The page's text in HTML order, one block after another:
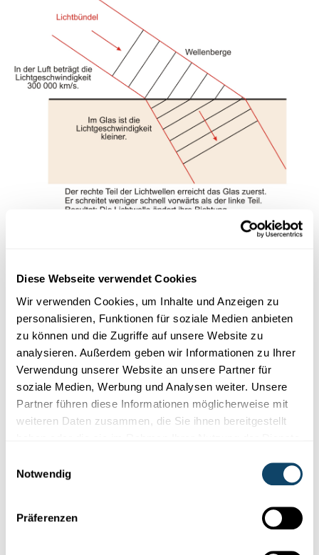
Diese Webseite verwendet Cookies
Wir verwenden Cookies, um Inhalte und Anzeigen zu
personalisieren, Funktionen für soziale Medien anbieten
zu können und die Zugriffe auf unsere Website zu
analysieren. Außerdem geben wir Informationen zu Ihrer
Verwendung unserer Website an unsere Partner für
soziale Medien, Werbung und Analysen weiter. Unsere
Partner führen diese Informationen möglicherweise mit
weiteren Daten zusammen, die Sie ihnen bereitgestellt
Notwendig
Präferenzen
Der rechte Teil eines Wellenbergs erreicht das Glas eher
Wellenberg dreht sich insgesamt. Das Lichtbündel ändert
seine Richtung.
Lichtbrechung allgemein
Dringt Licht von der Luft in einen andern durchsichtigen
Stoff ein, so wird es gebrochen, und zwar umso stärker, je
schräger es auf die Grenzfläche zwischen den beiden
Stoffen trifft.